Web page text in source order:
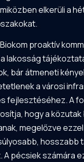
elkerüli a
proaktív
lakosság
bár átmeneti
a városi
fejlesztéséhez. A
hogy a
megelőzve
hosszabb
pécsiek számára